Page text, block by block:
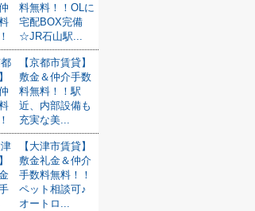
料無料！！OLに
宅配BOX完備
☆JR石山駅...
【京都市賃貸】
敷金＆仲介手数
料無料！！駅
近、内部設備も
充実な美...
【大津市賃貸】
敷金礼金＆仲介
手数料無料！！
ペット相談可♪
オートロ...